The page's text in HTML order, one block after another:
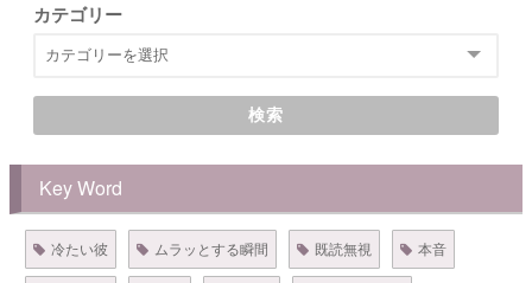
カテゴリー
検索
Key Word
冷たい彼 ムラッとする瞬間 既読無視 本音